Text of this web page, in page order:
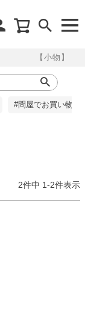
【小物】
#問屋でお買い物
2件中 1-2件表示